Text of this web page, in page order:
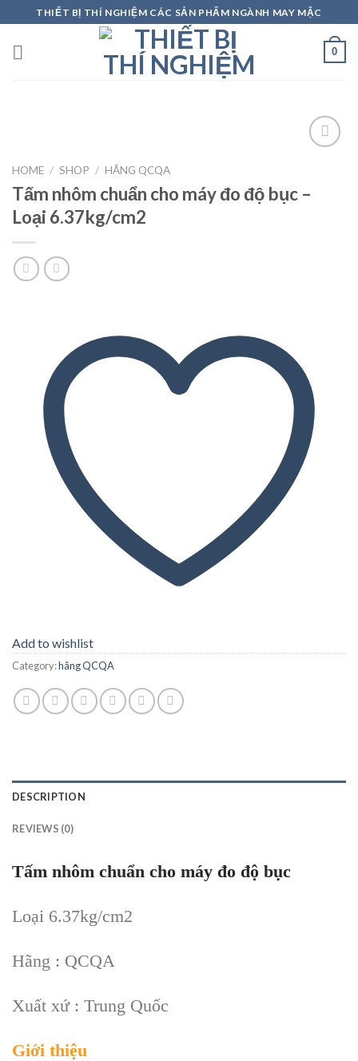
to
content
THIẾT BỊ THÍ NGHIỆM CÁC SẢN PHẨM NGÀNH MAY MẶC
0
HOME / SHOP / HÃNG QCQA
Tấm nhôm chuẩn cho máy đo độ bục –
Loại 6.37kg/cm2
Add to wishlist
Category:hãng QCQA
DESCRIPTION
REVIEWS (0)
Tấm nhôm chuẩn cho máy đo độ bục
Loại 6.37kg/cm2
Hãng : QCQA
Xuất xứ : Trung Quốc
Giới thiệu